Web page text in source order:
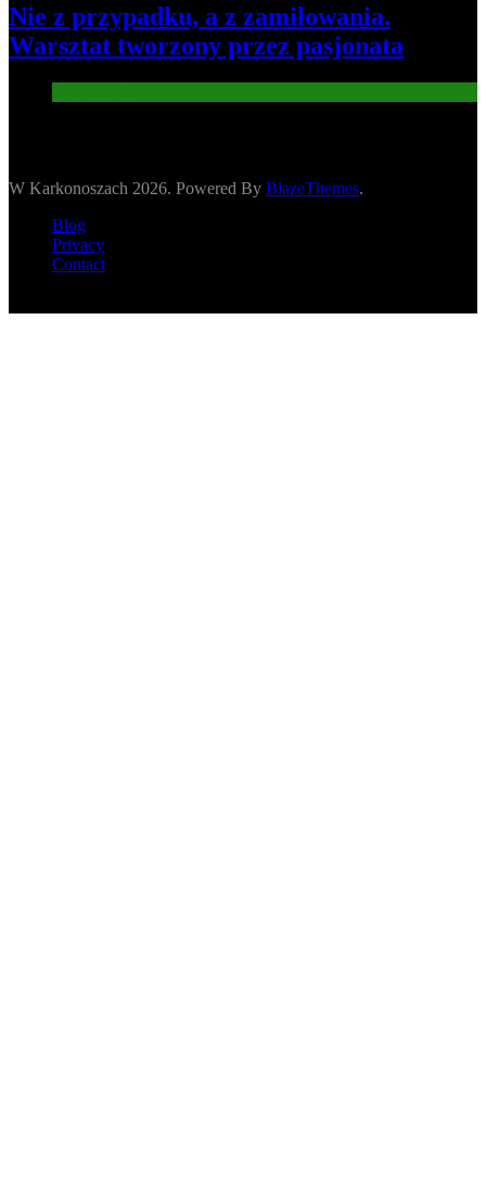
Nie z przypadku, a z zamiłowania.
Warsztat tworzony przez pasjonata
W Karkonoszach 2026. Powered By BlazeThemes.
Blog
Privacy
Contact